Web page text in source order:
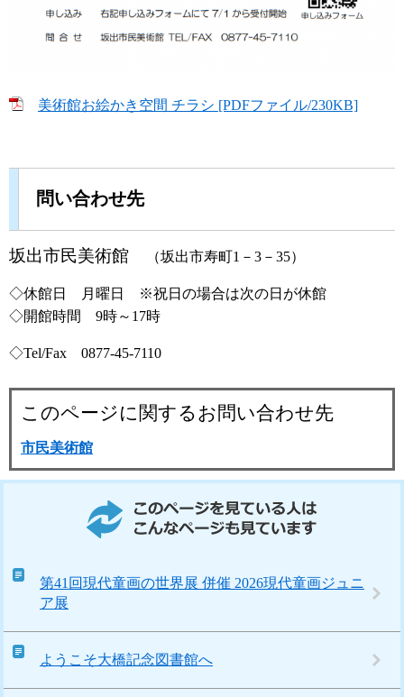
美術館お絵かき空間 チラシ [PDFファイル/230KB]
問い合わせ先
坂出市民美術館 （坂出市寿町1－3－35）​
◇休館日 月曜日 ※祝日の場合は次の日が休館
◇開館時間 9時～17時
◇Tel/Fax 0877-45-7110
このページに関するお問い合わせ先
市民美術館
第41回現代童画の世界展 併催 2026現代童画ジュニ
ア展
ようこそ大橋記念図書館へ